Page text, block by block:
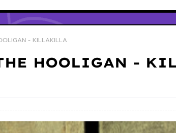
- KILLAKILLA
HOOLIGAN -